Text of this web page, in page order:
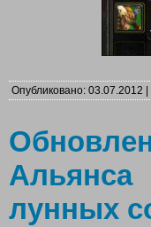
Опубликовано: 03.07.2012 |
лунных